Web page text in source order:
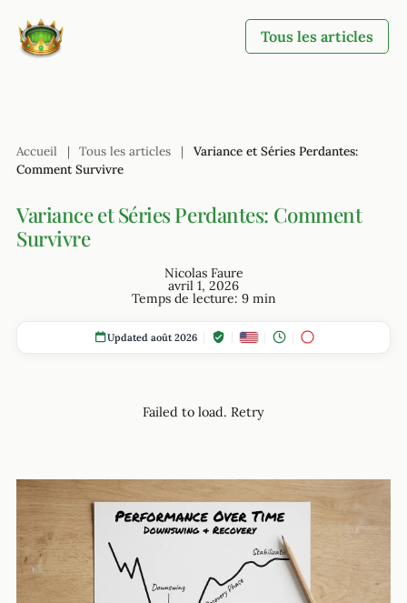
Tous les articles
Accueil | Tous les articles |
Variance et Séries Perdantes:
Comment Survivre
Variance et Séries Perdantes: Comment
Survivre
Nicolas Faure
avril 1, 2026
Temps de lecture: 9 min
Updated août 2026
Failed to load. Retry